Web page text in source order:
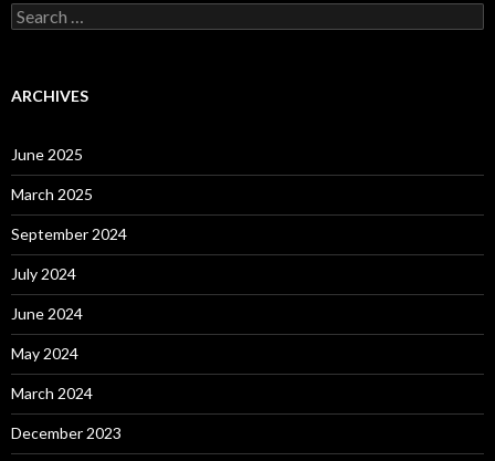
S
e
c
o
r
:
ARCHIVES
June 2025
March 2025
September 2024
July 2024
June 2024
May 2024
March 2024
December 2023